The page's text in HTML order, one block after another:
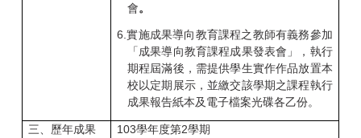
會。
6.實施成果導向教育課程之教師有義務參加
「成果導向教育課程成果發表會」，執行
期程屆滿後，需提供學生實作作品放置本
校以定期展示，並繳交該學期之課程執行
成果報告紙本及電子檔案光碟各乙份。
三、歷年成果
103學年度第2學期